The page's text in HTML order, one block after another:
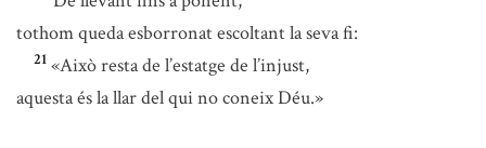
tothom queda esborronat escoltant la seva fi:
21 «Això resta de l’estatge de l’injust,
aquesta és la llar del qui no coneix Déu.»